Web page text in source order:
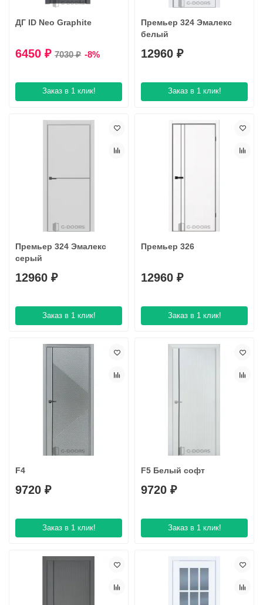
ДГ ID Neo Graphite
7030 ₽
6450 ₽ -8%
Заказ в 1 клик!
Премьер 324 Эмалекс
белый
12960 ₽
Заказ в 1 клик!
Премьер 324 Эмалекс
серый
12960 ₽
Заказ в 1 клик!
Премьер 326
12960 ₽
Заказ в 1 клик!
F4
9720 ₽
Заказ в 1 клик!
F5 Белый софт
9720 ₽
Заказ в 1 клик!